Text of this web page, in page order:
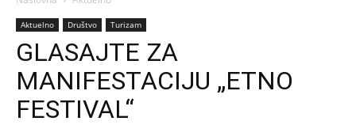
Aktuelno Društvo Turizam
GLASAJTE ZA
MANIFESTACIJU „ETNO
FESTIVAL“